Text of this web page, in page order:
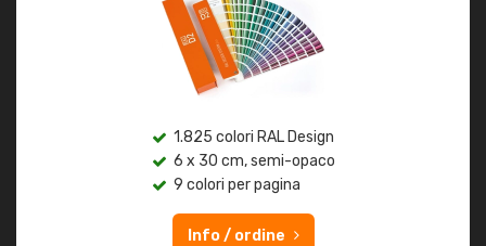
1.825 colori RAL Design
6 x 30 cm, semi-opaco
9 colori per pagina
Info / ordine